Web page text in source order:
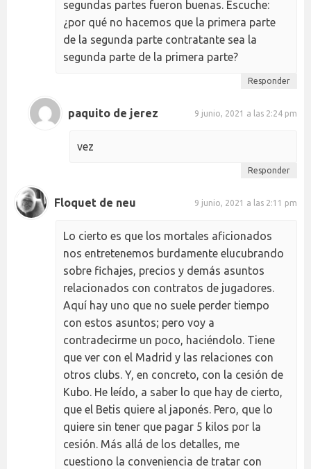
segundas partes fueron buenas. Escuche:
¿por qué no hacemos que la primera parte
de la segunda parte contratante sea la
segunda parte de la primera parte?
Responder
paquito de jerez 9 junio, 2021 a las 2:24 pm
vez
Responder
Floquet de neu 9 junio, 2021 a las 2:11 pm
Lo cierto es que los mortales aficionados
nos entretenemos burdamente elucubrando
sobre fichajes, precios y demás asuntos
relacionados con contratos de jugadores.
Aquí hay uno que no suele perder tiempo
con estos asuntos; pero voy a
contradecirme un poco, haciéndolo. Tiene
que ver con el Madrid y las relaciones con
otros clubs. Y, en concreto, con la cesión de
Kubo. He leído, a saber lo que hay de cierto,
que el Betis quiere al japonés. Pero, que lo
quiere sin tener que pagar 5 kilos por la
cesión. Más allá de los detalles, me
cuestiono la conveniencia de tratar con